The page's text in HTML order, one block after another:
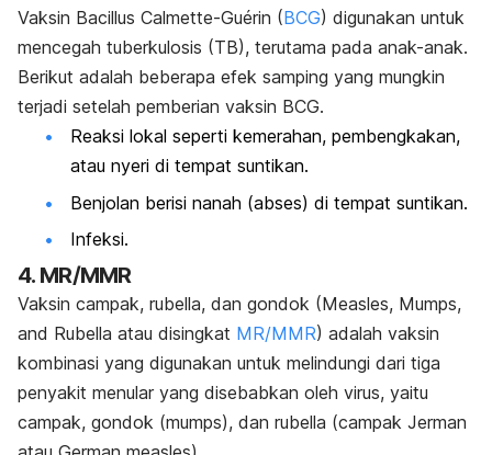
Vaksin Bacillus Calmette-Guérin (BCG) digunakan untuk
mencegah tuberkulosis (TB), terutama pada anak-anak.
Berikut adalah beberapa efek samping yang mungkin
terjadi setelah pemberian vaksin BCG.
Reaksi lokal seperti kemerahan, pembengkakan,
atau nyeri di tempat suntikan.
Benjolan berisi nanah (abses) di tempat suntikan.
Infeksi.
4. MR/MMR
Vaksin campak, rubella, dan gondok (Measles, Mumps,
and Rubella atau disingkat MR/MMR) adalah vaksin
kombinasi yang digunakan untuk melindungi dari tiga
penyakit menular yang disebabkan oleh virus, yaitu
campak, gondok (mumps), dan rubella (campak Jerman